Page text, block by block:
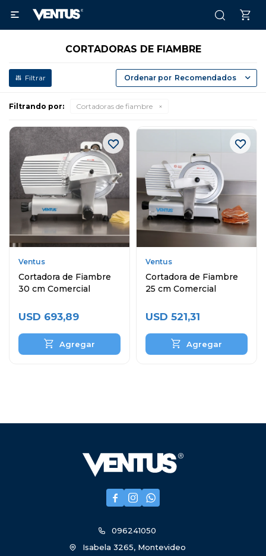

CORTADORAS DE FIAMBRE
Recomendados
Filtrando por: Cortadoras de fiambre
Ventus
Cortadora de Fiambre
30 cm Comercial
USD 693,89
Ventus
Cortadora de Fiambre
25 cm Comercial
USD 521,31
  
096241050
Isabela 3265, Montevideo